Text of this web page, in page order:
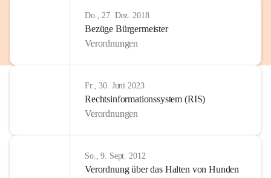
Do., 27. Dez. 2018
Bezüge Bürgermeister
Verordnungen
Fr., 30. Juni 2023
Rechtsinformationssystem (RIS)
Verordnungen
So., 9. Sept. 2012
Verordnung über das Halten von Hunden